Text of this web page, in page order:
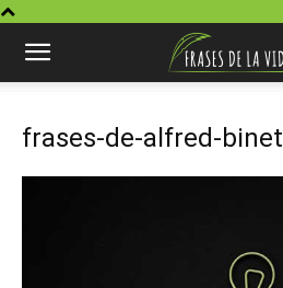
frases-de-alfred-binet